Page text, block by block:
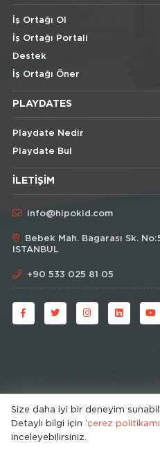
İş Ortağı Ol
İş Ortağı Portali
Destek
İş Ortağı Öner
PLAYDATES
Playdate Nedir
Playdate Bul
İLETIŞIM
info@hipokid.com
Bebek Mah. Bagarası Sk.
ISTANBUL
+90 533 025 81 05
© HipoKid 2026 . All rights
Developed by
Size daha iyi bir deneyim
Detaylı bilgi için ‘çerez
inceleyebilirsiniz.